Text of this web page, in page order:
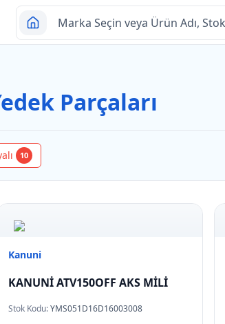
Parçaları
10
Kanuni
KANUNİ ATV150OFF AKS MİLİ
Stok Kodu:YMS051D16D16003008